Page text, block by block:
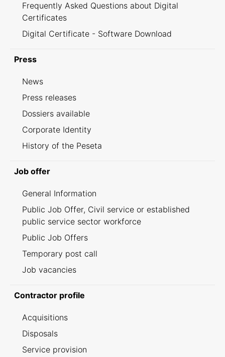
Frequently Asked Questions about Digital
Certificates
Digital Certificate - Software Download
Press
News
Press releases
Dossiers available
Corporate Identity
History of the Peseta
Job offer
General Information
Public Job Offer, Civil service or established
public service sector workforce
Public Job Offers
Temporary post call
Job vacancies
Contractor profile
Acquisitions
Disposals
Service provision